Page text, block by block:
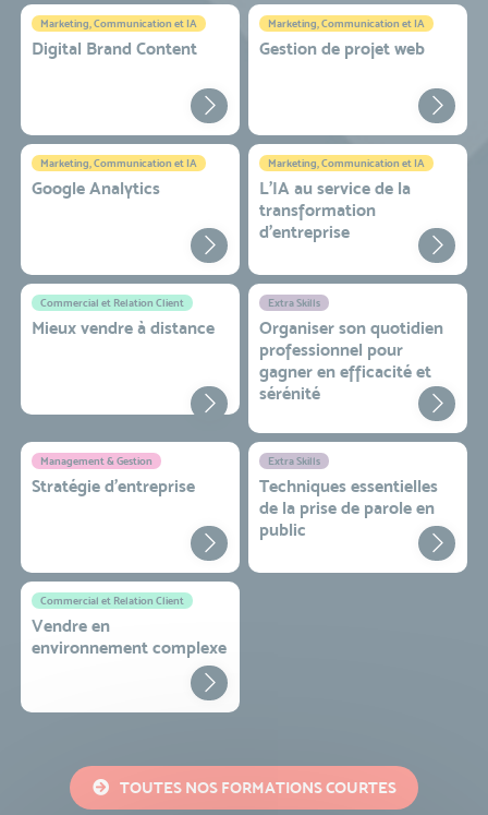
Marketing, Communication et IA
Digital Brand Content
Marketing, Communication et IA
Gestion de projet web
Marketing, Communication et IA
Google Analytics
Marketing, Communication et IA
L'IA au service de la
transformation
d'entreprise
Commercial et Relation Client
Mieux vendre à distance
Extra Skills
Organiser son quotidien
professionnel pour
gagner en efficacité et
sérénité
Management & Gestion
Stratégie d’entreprise
Extra Skills
Techniques essentielles
de la prise de parole en
public
Commercial et Relation Client
Vendre en
environnement complexe
TOUTES NOS FORMATIONS COURTES